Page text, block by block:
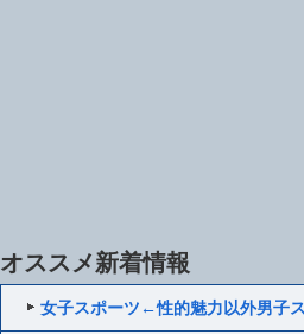
オススメ新着情報
女子スポーツ←性的魅力以外男子